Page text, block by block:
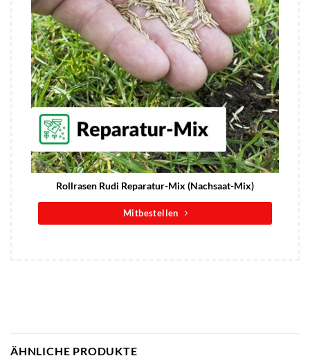
Rollrasen Rudi Reparatur-Mix (Nachsaat-Mix)
Mitbestellen
ÄHNLICHE PRODUKTE